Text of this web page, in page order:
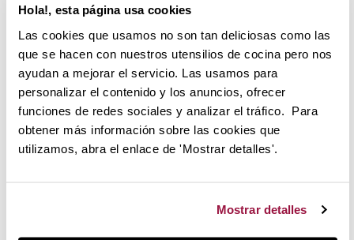
Hola!, esta página usa cookies
Las cookies que usamos no son tan deliciosas como las
que se hacen con nuestros utensilios de cocina pero nos
ayudan a mejorar el servicio. Las usamos para
personalizar el contenido y los anuncios, ofrecer
funciones de redes sociales y analizar el tráfico. Para
obtener más información sobre las cookies que
utilizamos, abra el enlace de 'Mostrar detalles'.
Mostrar detalles
Y essilencioso, no te preocupes que no despertarás a los
vecinos por la mañana.
Materiales resistentes de calidad
Olvídate de la sensación de acumulación de cal, de
plásticos en contacto con la fruta. The Juicer te ofrece una
calidad diferente: materiales saludables y duraderos.
Habrás notado la calidad de sus materiales en cuanto los
cuidado para darte la mejor experiencia de uso que hayas